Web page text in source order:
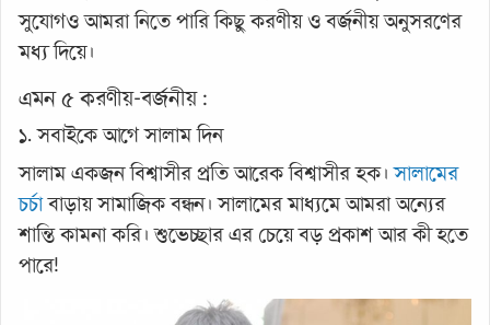
সুযোগও আমরা নিতে পারি কিছু করণীয় ও বর্জনীয় অনুসরণের
মধ্য দিয়ে।
এমন ৫ করণীয়-বর্জনীয় :
১. সবাইকে আগে সালাম দিন
সালাম একজন বিশ্বাসীর প্রতি আরেক বিশ্বাসীর হক।সালামের
চর্চাবাড়ায় সামাজিক বন্ধন। সালামের মাধ্যমে আমরা অন্যের
শান্তি কামনা করি। শুভেচ্ছার এর চেয়ে বড় প্রকাশ আর কী হতে
পারে!